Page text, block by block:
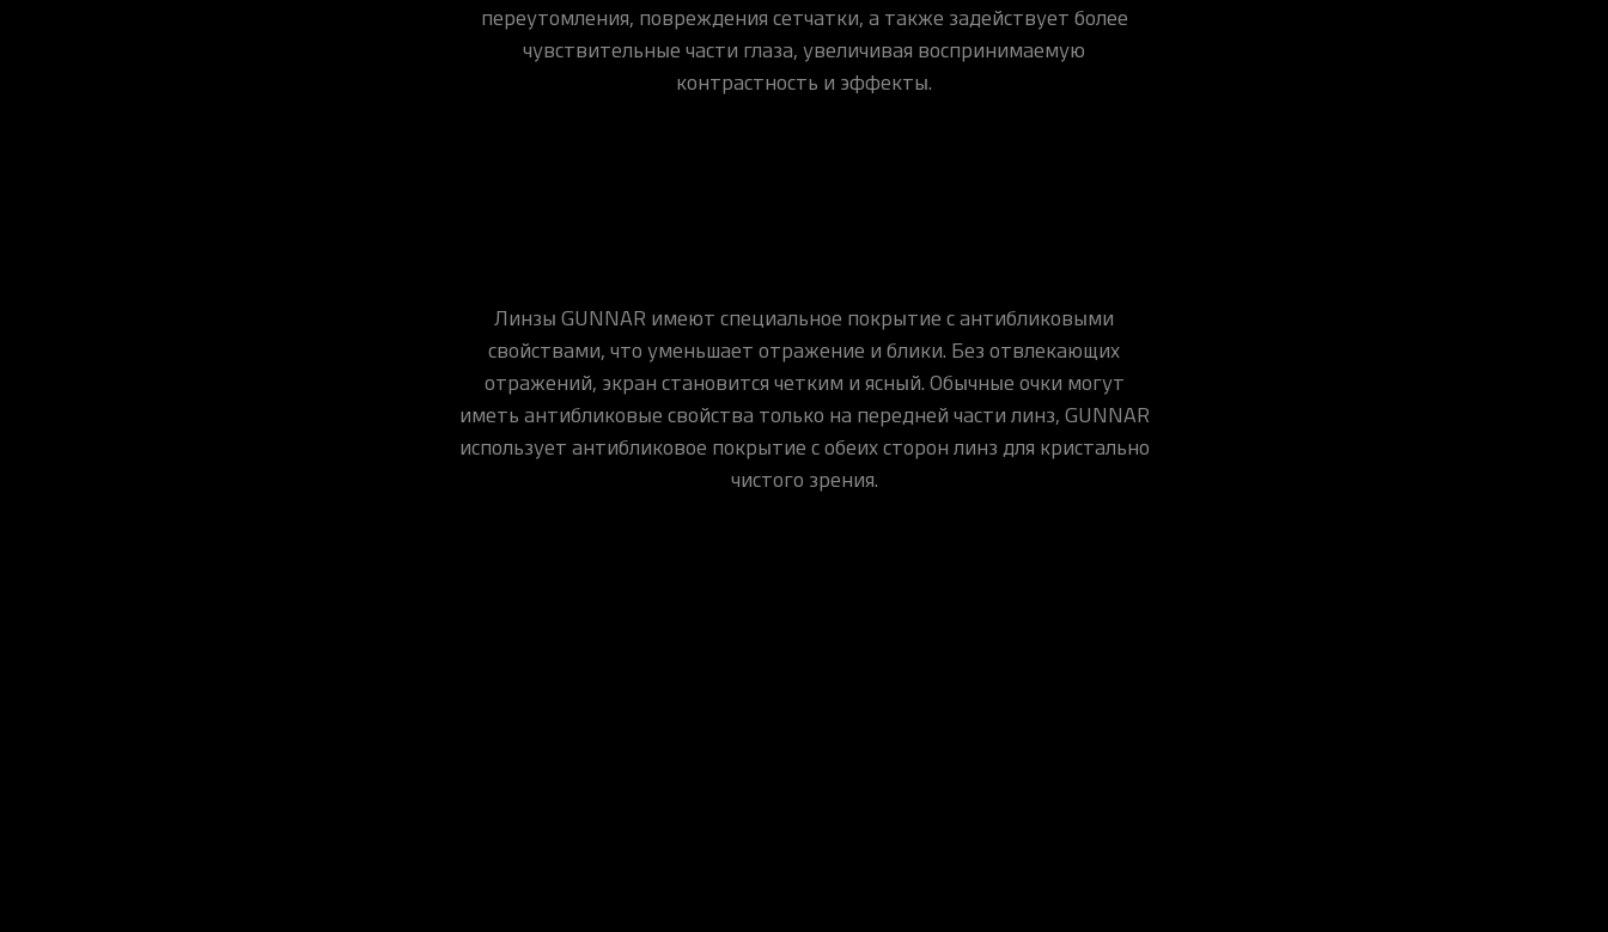
переутомления, повреждения сетчатки, а также задействует более
чувствительные части глаза, увеличивая воспринимаемую
контрастность и эффекты.
Линзы GUNNAR имеют специальное покрытие с антибликовыми
свойствами, что уменьшает отражение и блики. Без отвлекающих
отражений, экран становится четким и ясный. Обычные очки могут
иметь антибликовые свойства только на передней части линз, GUNNAR
использует антибликовое покрытие с обеих сторон линз для кристально
чистого зрения.